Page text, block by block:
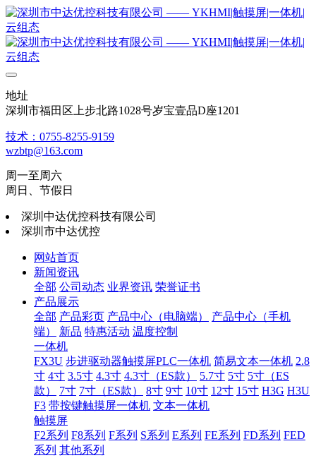
地址
深圳市福田区上步北路1028号岁宝壹品D座1201
技术：0755-8255-9159
wzbtp@163.com
周一至周六
周日、节假日
深圳中达优控科技有限公司
深圳市中达优控
网站首页
新闻资讯
全部 公司动态 业界资讯 荣誉证书
产品展示
全部 产品彩页 产品中心（电脑端）
产品中心（手机
端）
新品 特惠活动 温度控制
一体机
FX3U 步进驱动器触摸屏PLC一体机 简易文本一体机 2.8
寸 4寸 3.5寸 4.3寸 4.3寸（ES款） 5.7寸 5寸 5寸（ES
款）
7寸 7寸（ES款） 8寸 9寸 10寸 12寸 15寸 H3G H3U
F3 带按键触摸屏一体机 文本一体机
触摸屏
F2系列 F8系列 F系列 S系列 E系列 FE系列 FD系列 FED
系列 其他系列